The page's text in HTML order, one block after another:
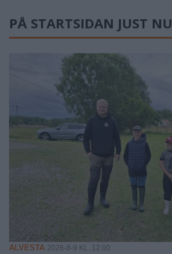
PÅ STARTSIDAN JUST NU
ALVESTA 2026-8-9 KL. 12:00